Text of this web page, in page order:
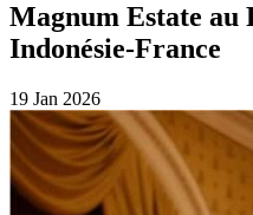
Magnum Estate au
Indonésie-France
19 Jan 2026